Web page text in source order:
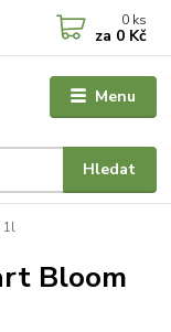
Menu
Hledat
0 ks
za 0 Kč
1l
Bloom